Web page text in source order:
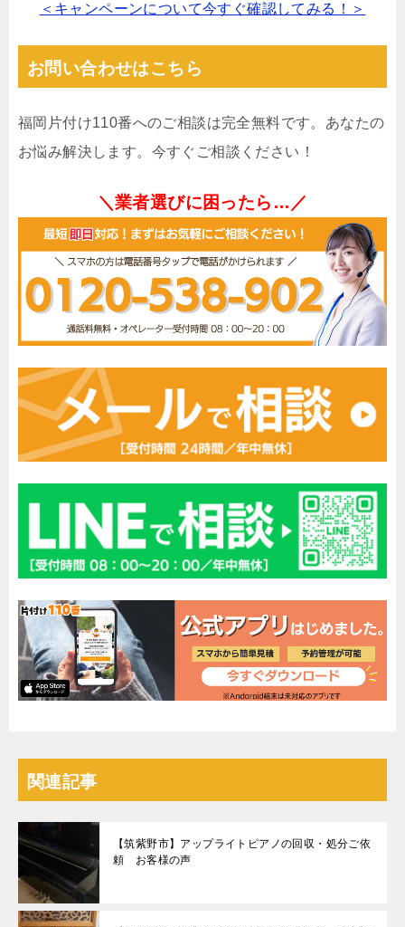
＜キャンペーンについて今すぐ確認してみる！＞
お問い合わせはこちら
福岡片付け110番へのご相談は完全無料です。あなたの
お悩み解決します。今すぐご相談ください！
＼業者選びに困ったら…／
関連記事
【筑紫野市】アップライトピアノの回収・処分ご依
頼 お客様の声